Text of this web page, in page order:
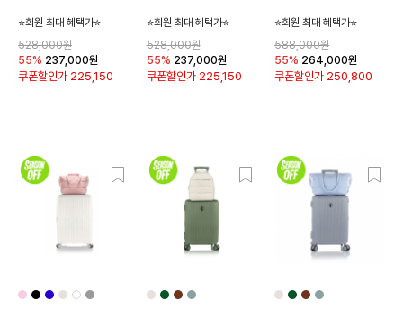
⭐회원 최대 혜택가⭐
528,000원
55% 237,000원
쿠폰할인가 225,150
⭐회원 최대 혜택가⭐
528,000원
55% 237,000원
쿠폰할인가 225,150
⭐회원 최대 혜택가⭐
588,000원
55% 264,000원
쿠폰할인가 250,800